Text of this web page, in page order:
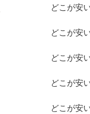
どこが安
どこが安
どこが安
どこが安
どこが安